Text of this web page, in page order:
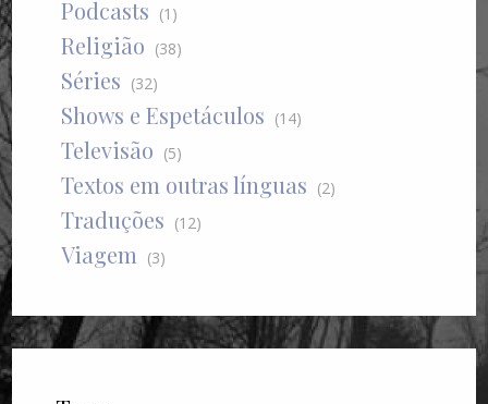
Podcasts (1)
Religião (38)
Séries (32)
Shows e Espetáculos (14)
Televisão (5)
Textos em outras línguas (2)
Traduções (12)
Viagem (3)